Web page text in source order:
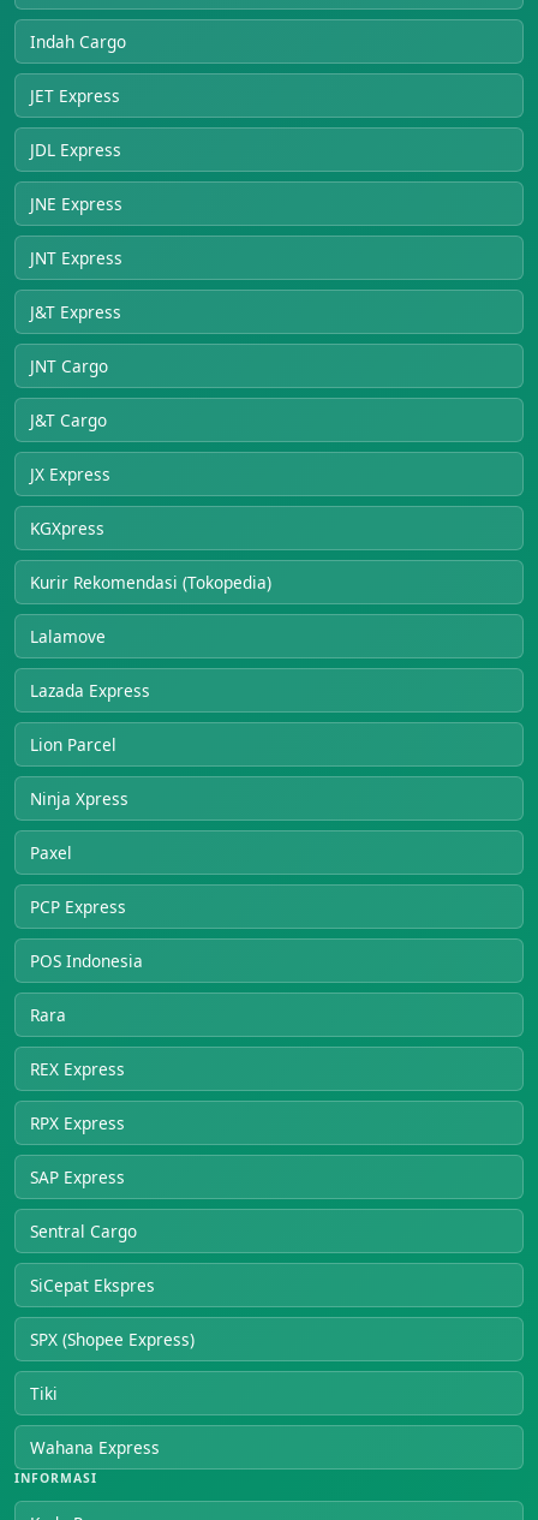
Indah Cargo
JET Express
JDL Express
JNE Express
JNT Express
J&T Express
JNT Cargo
J&T Cargo
JX Express
KGXpress
Kurir Rekomendasi (Tokopedia)
Lalamove
Lazada Express
Lion Parcel
Ninja Xpress
Paxel
PCP Express
POS Indonesia
Rara
REX Express
RPX Express
SAP Express
Sentral Cargo
SiCepat Ekspres
SPX (Shopee Express)
Tiki
Wahana Express
INFORMASI